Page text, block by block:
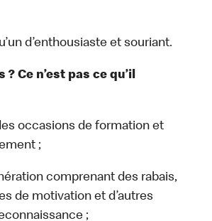
d’enthousiaste et souriant.
? Ce n’est pas ce qu’il
occasions de formation et
;
comprenant des rabais,
de motivation et d’autres
;